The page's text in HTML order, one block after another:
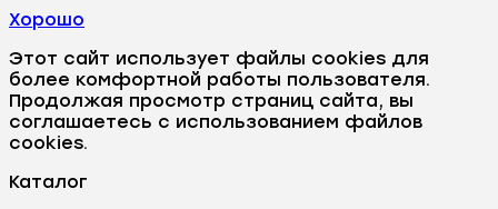
Хорошо
Этот сайт использует файлы cookies для
более комфортной работы пользователя.
Продолжая просмотр страниц сайта, вы
соглашаетесь с использованием файлов
cookies.
Каталог